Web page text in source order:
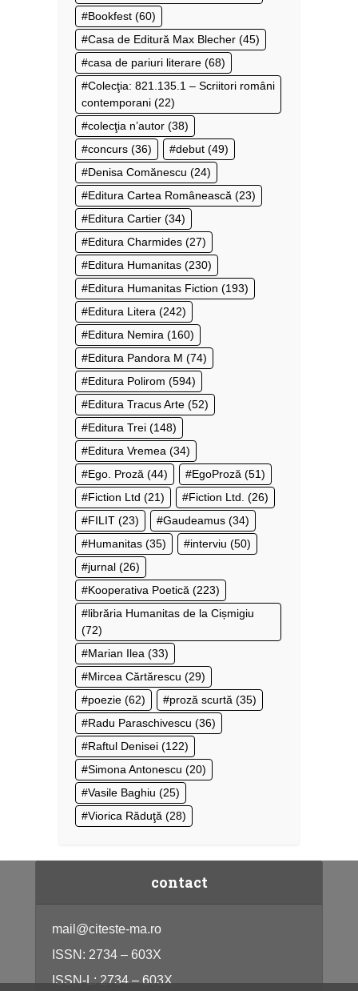
Bookfest (60)
Casa de Editură Max Blecher (45)
casa de pariuri literare (68)
Colecţia: 821.135.1 – Scriitori români
contemporani (22)
colecţia n’autor (38)
concurs (36) debut (49)
Denisa Comănescu (24)
Editura Cartea Românească (23)
Editura Cartier (34)
Editura Charmides (27)
Editura Humanitas (230)
Editura Humanitas Fiction (193)
Editura Litera (242)
Editura Nemira (160)
Editura Pandora M (74)
Editura Polirom (594)
Editura Tracus Arte (52)
Editura Trei (148)
Editura Vremea (34)
Ego. Proză (44) EgoProză (51)
Fiction Ltd (21) Fiction Ltd. (26)
FILIT (23) Gaudeamus (34)
Humanitas (35) interviu (50)
jurnal (26)
Kooperativa Poetică (223)
librăria Humanitas de la Cișmigiu
(72)
Marian Ilea (33)
Mircea Cărtărescu (29)
poezie (62) proză scurtă (35)
Radu Paraschivescu (36)
Raftul Denisei (122)
Simona Antonescu (20)
Vasile Baghiu (25)
Viorica Răduţă (28)
contact
mail@citeste-ma.ro
ISSN: 2734 – 603X
ISSN-L: 2734 – 603X